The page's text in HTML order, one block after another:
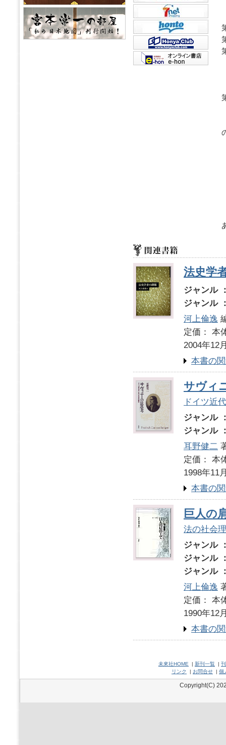
法史学
ジャンル
ジャンル
河上倫逸
定価：
2004年12
本書の
サヴィ
ドイツ近
ジャンル
ジャンル
耳野健二
定価：
1998年11
本書の
巨人の
法の社会
ジャンル
ジャンル
ジャンル
河上倫逸
定価：
1990年12
本書の
未來社HOME | 新刊一覧 |
リンク
| お問合せ | 個
Copyright(C)